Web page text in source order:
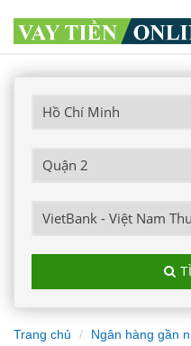
Trang chủ Ngân hàng gần